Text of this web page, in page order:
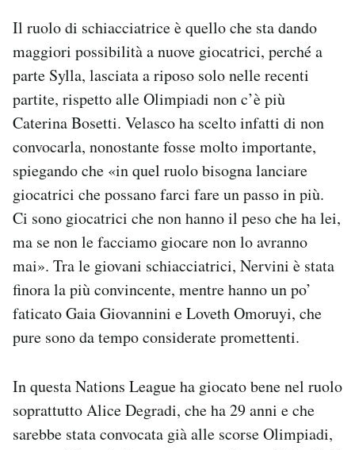
Il ruolo di schiacciatrice è quello che sta dando
maggiori possibilità a nuove giocatrici, perché a
parte Sylla, lasciata a riposo solo nelle recenti
partite, rispetto alle Olimpiadi non c’è più
Caterina Bosetti. Velasco ha scelto infatti di non
convocarla, nonostante fosse molto importante,
spiegando che «in quel ruolo bisogna lanciare
giocatrici che possano farci fare un passo in più.
Ci sono giocatrici che non hanno il peso che ha lei,
ma se non le facciamo giocare non lo avranno
mai». Tra le giovani schiacciatrici, Nervini è stata
finora la più convincente, mentre hanno un po’
faticato Gaia Giovannini e Loveth Omoruyi, che
pure sono da tempo considerate promettenti.
In questa Nations League ha giocato bene nel ruolo
soprattutto Alice Degradi, che ha 29 anni e che
sarebbe stata convocata già alle scorse Olimpiadi,